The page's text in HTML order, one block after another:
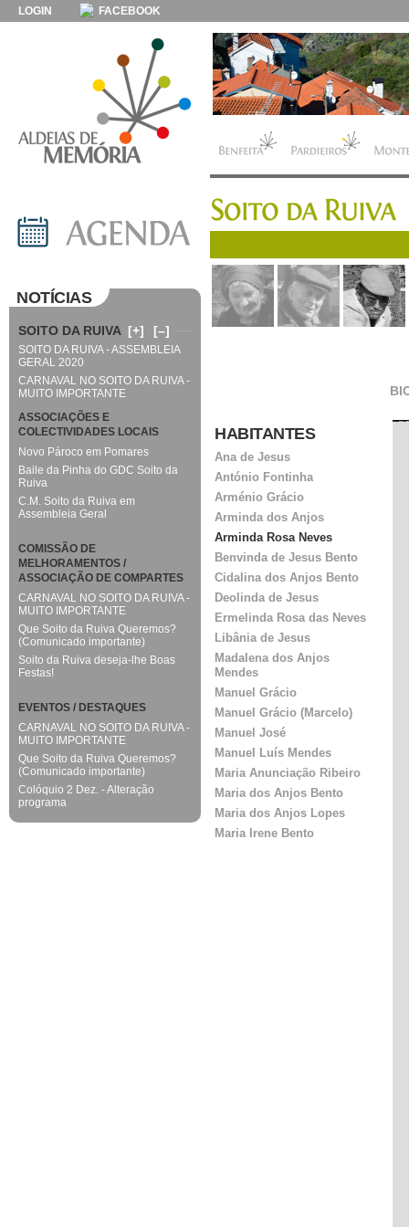
LOGIN FACEBOOK
HABITANTES
Ana de Jesus
António Fontinha
Arménio Grácio
Arminda dos Anjos
Arminda Rosa Neves
Benvinda de Jesus Bento
Cidalina dos Anjos Bento
Deolinda de Jesus
Ermelinda Rosa das Neves
Libânia de Jesus
Madalena dos Anjos
Mendes
Manuel Grácio
Manuel Grácio (Marcelo)
Manuel José
Manuel Luís Mendes
Maria Anunciação Ribeiro
Maria dos Anjos Bento
Maria dos Anjos Lopes
Maria Irene Bento
NOTÍCIAS
SOITO DA RUIVA [+] [–]
SOITO DA RUIVA - ASSEMBLEIA
GERAL 2020
CARNAVAL NO SOITO DA RUIVA -
MUITO IMPORTANTE
ASSOCIAÇÕES E
COLECTIVIDADES LOCAIS
Novo Pároco em Pomares
Baile da Pinha do GDC Soito da
Ruiva
C.M. Soito da Ruiva em
Assembleia Geral
COMISSÃO DE
MELHORAMENTOS /
ASSOCIAÇÃO DE COMPARTES
CARNAVAL NO SOITO DA RUIVA -
MUITO IMPORTANTE
Que Soito da Ruiva Queremos?
(Comunicado importante)
Soito da Ruiva deseja-lhe Boas
Festas!
EVENTOS / DESTAQUES
CARNAVAL NO SOITO DA RUIVA -
MUITO IMPORTANTE
Que Soito da Ruiva Queremos?
(Comunicado importante)
Colóquio 2 Dez. - Alteração
programa